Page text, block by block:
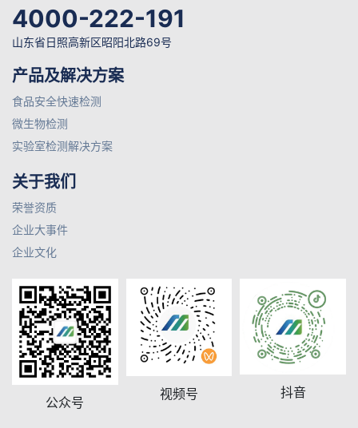
4000-222-191
山东省日照高新区昭阳北路69号
产品及解决方案
食品安全快速检测
微生物检测
实验室检测解决方案
关于我们
荣誉资质
企业大事件
企业文化
公众号
视频号 抖音